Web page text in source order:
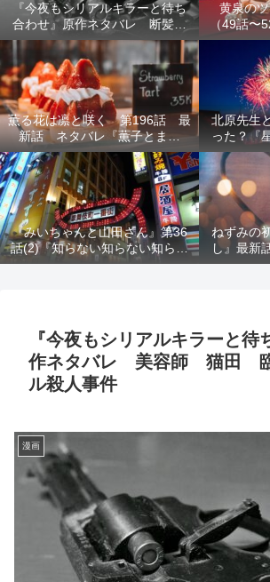
『今夜もシリアルキラーと待ち
合わせ』原作ネタバレ 断髪オ
ブジェ殺人事件 犯人の正体や
結末を解説
黄泉の
（49話〜
出！西ノ
薫る花は凛と咲く 第196話 最
新話 ネタバレ『薫子とまど
か』
北原先生
った？『
『みいちゃんと山田さん』第36
話(2)『知らない知らない知らな
い』最新話 ネタバレ 犯人確
ねずみの
し』最
『今夜もシリアルキラーと待
作ネタバレ 美容師 猫田 臨
ル殺人事件
漫画